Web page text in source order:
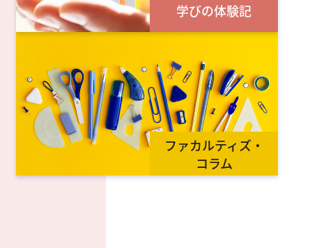
学びの体験記
ファカルティズ・
コラム